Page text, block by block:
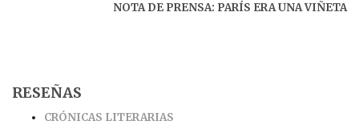
NOTA DE PRENSA: PARÍS ERA UNA VIÑETA
RESEÑAS
CRÓNICAS LITERARIAS